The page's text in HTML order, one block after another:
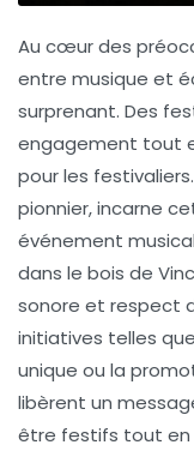
Au cœur des
entre musique et
surprenant. Des
engagement tout
pour les
pionnier, incarne
événement
dans le bois de
sonore et respect
initiatives telles
unique ou la
libèrent un
être festifs tout en